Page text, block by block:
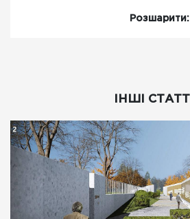
Розшарити:
ІНШІ СТАТТІ